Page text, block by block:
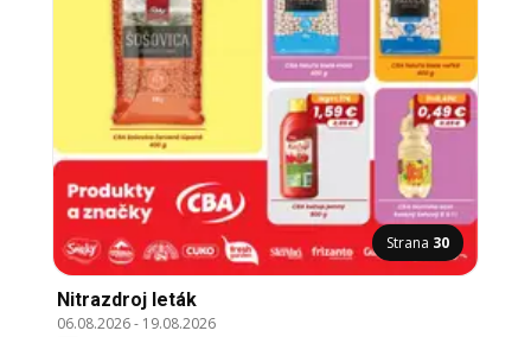
Strana 30
Nitrazdroj leták
06.08.2026- 19.08.2026